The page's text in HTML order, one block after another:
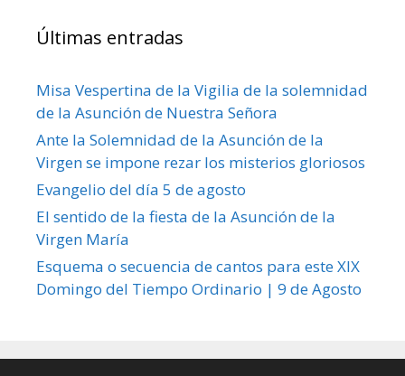
Últimas entradas
Misa Vespertina de la Vigilia de la solemnidad
de la Asunción de Nuestra Señora
Ante la Solemnidad de la Asunción de la
Virgen se impone rezar los misterios gloriosos
Evangelio del día 5 de agosto
El sentido de la fiesta de la Asunción de la
Virgen María
Esquema o secuencia de cantos para este XIX
Domingo del Tiempo Ordinario | 9 de Agosto